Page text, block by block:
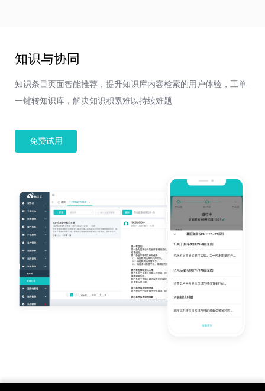
知识与协同
知识条目页面智能推荐，提升知识库内容检索的用户体验，工单
一键转知识库，解决知识积累难以持续难题
免费试用